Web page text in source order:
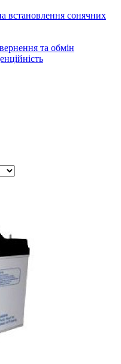
встановлення сонячних
та обмін